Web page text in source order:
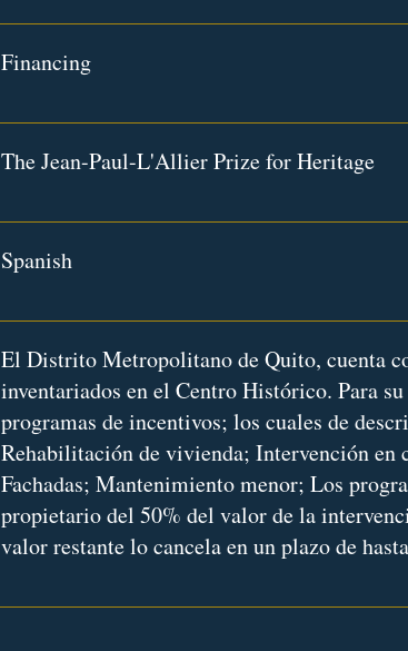
Financing
The Jean-Paul-L'Allier Prize for Heritage
Spanish
El Distrito Metropolitano de Quito, cuenta
inventariados en el Centro Histórico. Para
programas de incentivos; los cuales de
Rehabilitación de vivienda; Intervención en
Fachadas; Mantenimiento menor; Los
propietario del 50% del valor de la
valor restante lo cancela en un plazo de